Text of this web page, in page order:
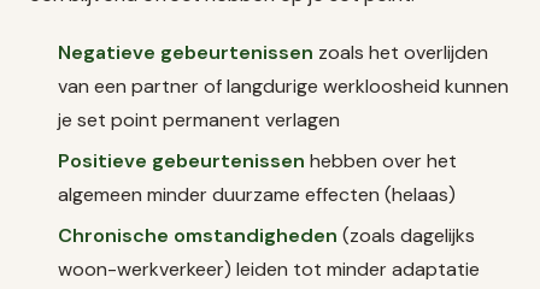
Negatieve gebeurtenissen zoals het overlijden
van een partner of langdurige werkloosheid kunnen
je set point permanent verlagen
Positieve gebeurtenissen hebben over het
algemeen minder duurzame effecten (helaas)
Chronische omstandigheden (zoals dagelijks
woon-werkverkeer) leiden tot minder adaptatie